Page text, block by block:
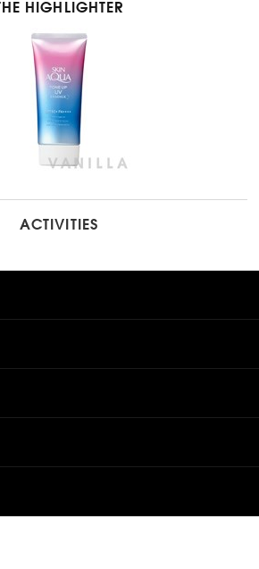
THE HIGHLIGHTER
ACTIVITIES